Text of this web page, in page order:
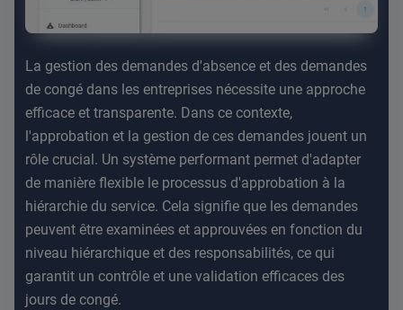
La gestion des demandes d'absence et des demandes
de congé dans les entreprises nécessite une approche
efficace et transparente. Dans ce contexte,
l'approbation et la gestion de ces demandes jouent un
rôle crucial. Un système performant permet d'adapter
de manière flexible le processus d'approbation à la
hiérarchie du service. Cela signifie que les demandes
peuvent être examinées et approuvées en fonction du
niveau hiérarchique et des responsabilités, ce qui
garantit un contrôle et une validation efficaces des
jours de congé.